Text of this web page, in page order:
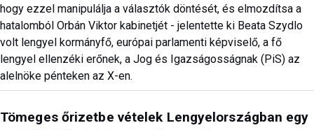
hogy ezzel manipulálja a választók döntését, és elmozdítsa a
hatalomból Orbán Viktor kabinetjét - jelentette ki Beata Szydlo
volt lengyel kormányfő, európai parlamenti képviselő, a fő
lengyel ellenzéki erőnek, a Jog és Igazságosságnak (PiS) az
alelnöke pénteken az X-en.
Tömeges őrizetbe vételek Lengyelországban egy